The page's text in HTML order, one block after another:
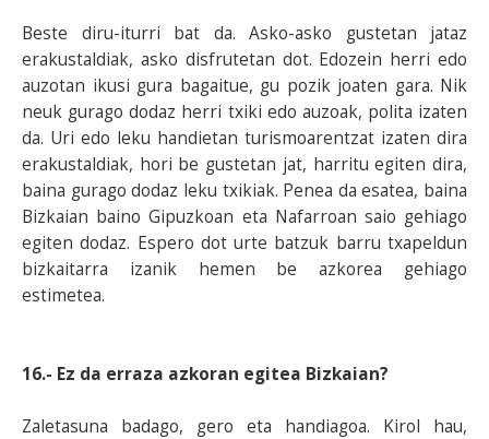
Beste diru-iturri bat da. Asko-asko gustetan jataz
erakustaldiak, asko disfrutetan dot. Edozein herri edo
auzotan ikusi gura bagaitue, gu pozik joaten gara. Nik
neuk gurago dodaz herri txiki edo auzoak, polita izaten
da. Uri edo leku handietan turismoarentzat izaten dira
erakustaldiak, hori be gustetan jat, harritu egiten dira,
baina gurago dodaz leku txikiak. Penea da esatea, baina
Bizkaian baino Gipuzkoan eta Nafarroan saio gehiago
egiten dodaz. Espero dot urte batzuk barru txapeldun
bizkaitarra izanik hemen be azkorea gehiago
estimetea.
16.- Ez da erraza azkoran egitea Bizkaian?
Zaletasuna badago, gero eta handiagoa. Kirol hau,